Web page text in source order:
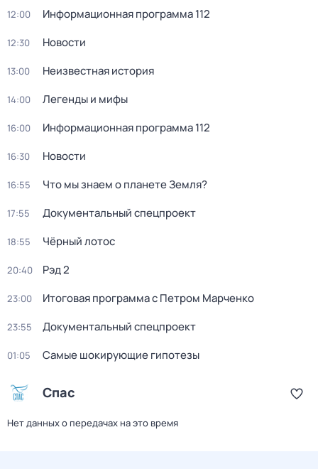
12:00 Информационная программа 112
12:30 Новости
13:00 Неизвестная история
14:00 Легенды и мифы
16:00 Информационная программа 112
16:30 Новости
16:55 Что мы знаем о планете Земля?
17:55 Документальный спецпроект
18:55 Чёрный лотос
20:40 Рэд 2
23:00 Итоговая программа с Петром Марченко
23:55 Документальный спецпроект
01:05 Самые шoкиpующие гипотезы
Спас
Нет данных о передачах на это время